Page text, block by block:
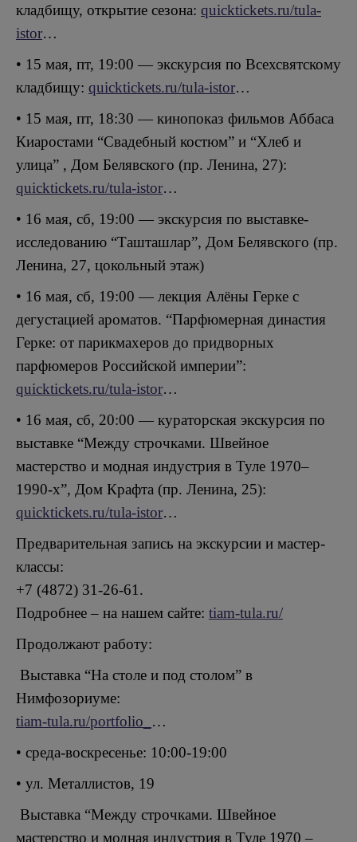
кладбищу, открытие сезона: quicktickets.ru/tula-
istor…
• 15 мая, пт, 19:00 — экскурсия по Всехсвятскому
кладбищу: quicktickets.ru/tula-istor…
• 15 мая, пт, 18:30 — кинопоказ фильмов Аббаса
Киаростами “Свадебный костюм” и “Хлеб и
улица” , Дом Белявского (пр. Ленина, 27):
quicktickets.ru/tula-istor…
• 16 мая, сб, 19:00 — экскурсия по выставке-
исследованию “Ташташлар”, Дом Белявского (пр.
Ленина, 27, цокольный этаж)
• 16 мая, сб, 19:00 — лекция Алёны Герке с
дегустацией ароматов. “Парфюмерная династия
Герке: от парикмахеров до придворных
парфюмеров Российской империи”:
quicktickets.ru/tula-istor…
• 16 мая, сб, 20:00 — кураторская экскурсия по
выставке “Между строчками. Швейное
мастерство и модная индустрия в Туле 1970–
1990-х”, Дом Крафта (пр. Ленина, 25):
quicktickets.ru/tula-istor…
Предварительная запись на экскурсии и мастер-
классы:
+7 (4872) 31-26-61.
Подробнее – на нашем сайте: tiam-tula.ru/
Продолжают работу:
Выставка “На столе и под столом” в
Нимфозориуме:
tiam-tula.ru/portfolio_ …
• среда-воскресенье: 10:00-19:00
• ул. Металлистов, 19
Выставка “Между строчками. Швейное
мастерство и модная индустрия в Туле 1970 –